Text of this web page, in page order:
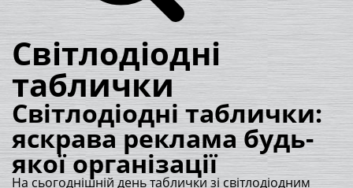
Пошук
Світлодіодні
таблички
Світлодіодні таблички:
яскрава реклама будь-
якої організації
На сьогоднішній день таблички зі світлодіодним